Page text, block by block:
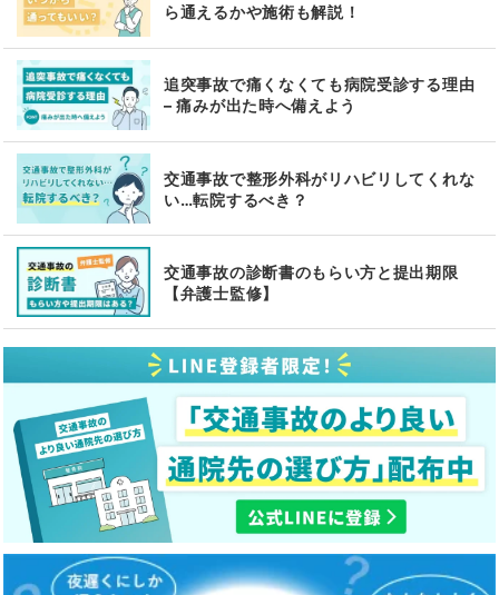
ら通えるかや施術も解説！
追突事故で痛くなくても病院受診する理由
– 痛みが出た時へ備えよう
交通事故で整形外科がリハビリしてくれな
い…転院するべき？
交通事故の診断書のもらい方と提出期限
【弁護士監修】